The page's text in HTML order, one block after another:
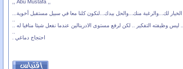
الخيار لك...والرغبة منك...والحل بيدك...لنكون كلنا معا في سبيل مستقبل أخوية...
ليس وظيفته التفكير .. لكن لرفع مستوى الادرينالين عندما نفعل شيئا منافيا له ..
احتجاج دماغي .